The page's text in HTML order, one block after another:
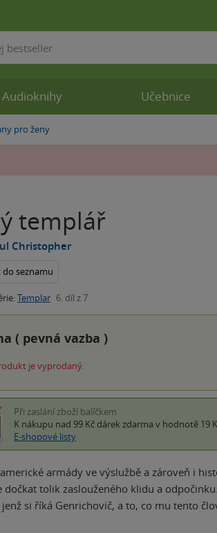
pro ženy
templář
Christopher
do seznamu
Templar 6. díl z 7
( pevná vazba )
je vyprodaný.
Při zaslání zboží balíčkem
K nákupu nad 99 Kč dárek zdarma v hodnotě 19
E-shopové listy
armády ve výslužbě a zároveň i
dočkat tolik zaslouženého klidu a
jenž si říká Genrichovič, a to, co mu tento
Audioknihy Učebnice